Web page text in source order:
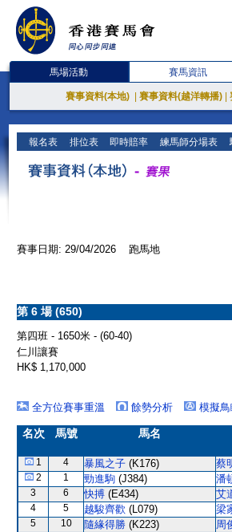
馬場活動 賽馬資訊
賽事資料(本地) 賽事資料(越洋轉播)
報名表 排位表 即時賠率 練馬師分場表
賽事日期: 29/04/2026 跑馬地
第 6 場 (650)
第四班 - 1650米 - (60-40)
仁川讓賽
HK$ 1,170,000
全方位賽事重溫 餘勢分析 模擬
名次 馬號 馬名
1 4 暴風之子 (K176) 蔡
2
1 勁進駒 (J384) 潘
3
6 快搏 (E434) 艾
4
5 越駿齊歡 (L079) 梁
5
10 隨緣得勝 (K223) 周